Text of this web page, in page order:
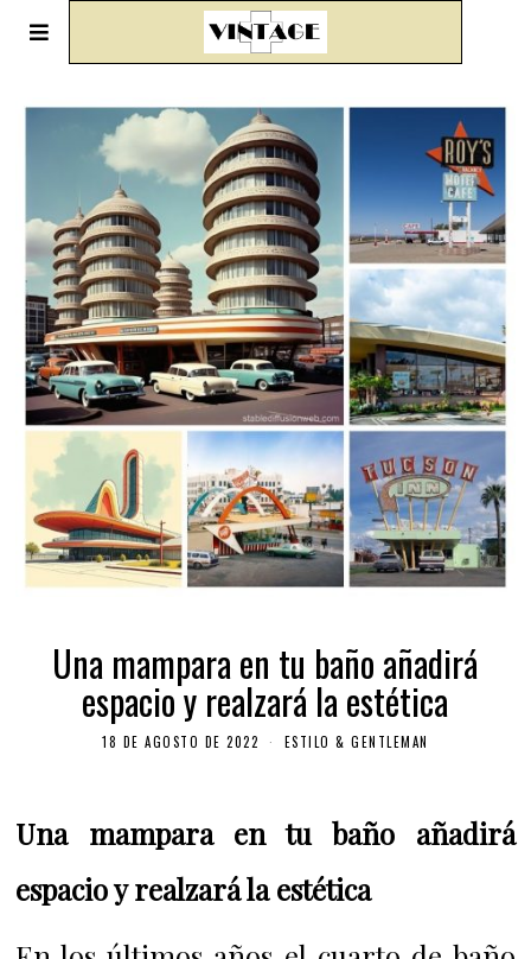
Una mampara en tu baño añadirá
espacio y realzará la estética
18 DE AGOSTO DE 2022 ESTILO & GENTLEMAN
Una mampara en tu baño añadirá
espacio y realzará la estética